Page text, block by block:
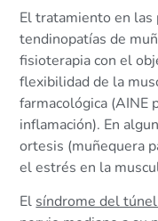
El tratamiento en las
tendinopatías de
fisioterapia con el
flexibilidad de la
farmacológica (AINE
inflamación). En
ortesis (muñequera
el estrés en la
El síndrome del